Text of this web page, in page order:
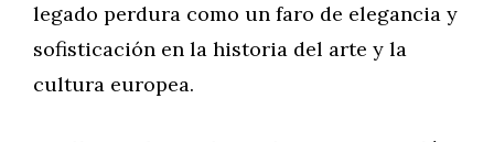
legado perdura como un faro de elegancia y
sofisticación en la historia del arte y la
cultura europea.